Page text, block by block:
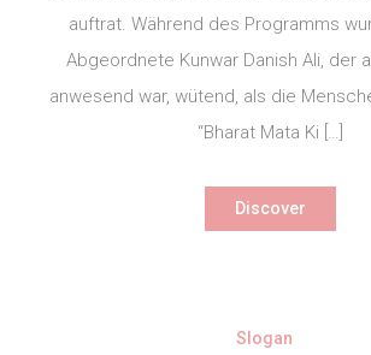
auftrat. Während des Programms
Abgeordnete Kunwar Danish Ali, der
anwesend war, wütend, als die
“Bharat Mata Ki […]
Discover
Slogan